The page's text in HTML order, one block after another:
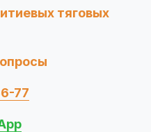
тяговых
77